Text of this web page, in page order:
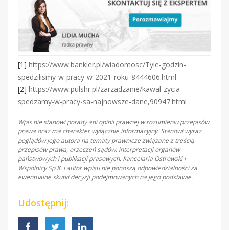
[1] https://www.bankier.pl/wiadomosc/Tyle-godzin-
spedzilismy-w-pracy-w-2021-roku-8444606.html
[2] https://www.pulshr.pl/zarzadzanie/kawal-zycia-
spedzamy-w-pracy-sa-najnowsze-dane,90947.html
Wpis nie stanowi porady ani opinii prawnej w rozumieniu przepisów
prawa oraz ma charakter wyłącznie informacyjny. Stanowi wyraz
poglądów jego autora na tematy prawnicze związane z treścią
przepisów prawa, orzeczeń sądów, interpretacji organów
państwowych i publikacji prasowych. Kancelaria Ostrowski i
Wspólnicy Sp.K. i autor wpisu nie ponoszą odpowiedzialności za
ewentualne skutki decyzji podejmowanych na jego podstawie.
Udostępnij: